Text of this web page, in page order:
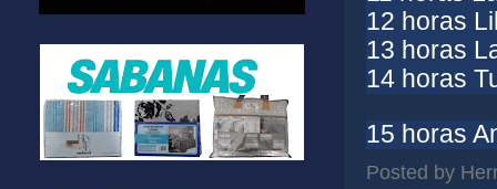
12 horas
13 horas
14 horas
15 horas
Posted by